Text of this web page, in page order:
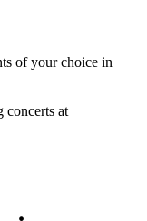
of your choice in
concerts at